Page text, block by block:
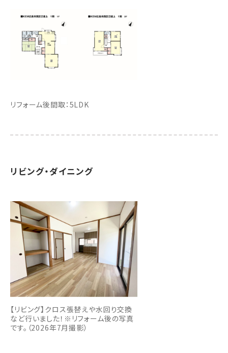
リフォーム後間取：5LDK
リビング・ダイニング
【リビング】クロス張替えや水回り交換
など行いました！※リフォーム後の写真
です。（2026年7月撮影）